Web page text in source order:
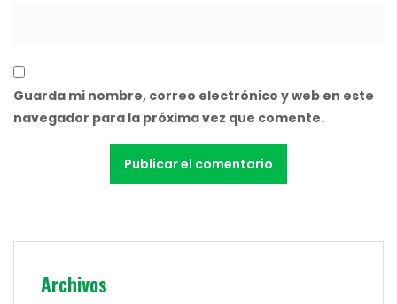
Guarda mi nombre, correo electrónico y web en este
navegador para la próxima vez que comente.
Archivos